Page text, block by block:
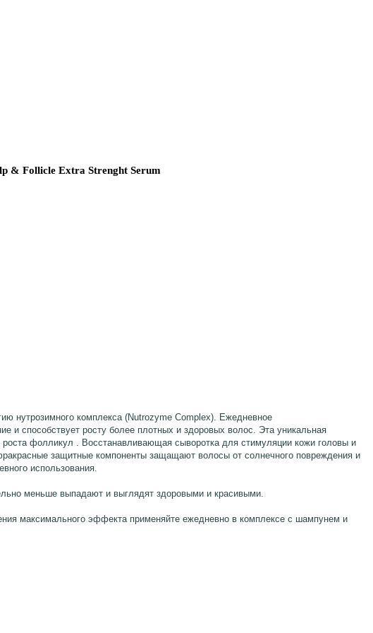
& Follicle Extra Strenght Serum
нутрозимного комплекса (Nutrozyme Complex). Ежедневное
и способствует росту более плотных и здоровых волос. Эта уникальная
роста фолликул . Восстанавливающая сыворотка для стимуляции кожи головы и
защитные компоненты защащают волосы от солнечного повреждения и
использования.
меньше выпадают и выглядят здоровыми и красивыми.
максимального эффекта применяйте ежедневно в комплексе с шампунем и